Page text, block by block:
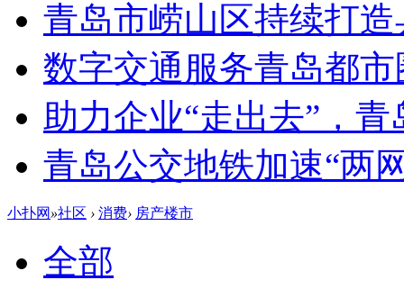
青岛市崂山区持续打
数字交通服务青岛都
助力企业“走出去”，
青岛公交地铁加速“两
小扑网 »社区 › 消费› 房产楼市
全部